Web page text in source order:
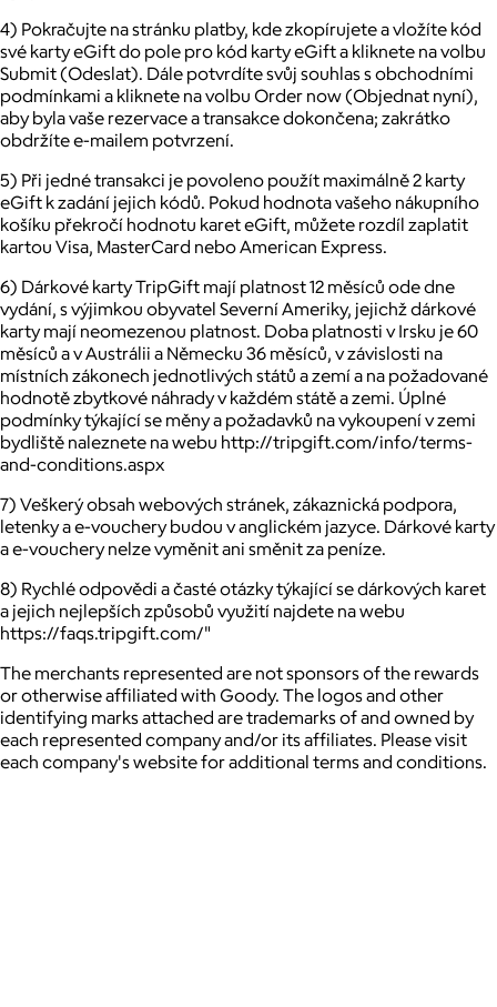
4) Pokračujte na stránku platby, kde zkopírujete a vložíte kód
své karty eGift do pole pro kód karty eGift a kliknete na volbu
Submit (Odeslat). Dále potvrdíte svůj souhlas s obchodními
podmínkami a kliknete na volbu Order now (Objednat nyní),
aby byla vaše rezervace a transakce dokončena; zakrátko
obdržíte e-mailem potvrzení.
5) Při jedné transakci je povoleno použít maximálně 2 karty
eGift k zadání jejich kódů. Pokud hodnota vašeho nákupního
košíku překročí hodnotu karet eGift, můžete rozdíl zaplatit
kartou Visa, MasterCard nebo American Express.
6) Dárkové karty TripGift mají platnost 12 měsíců ode dne
vydání, s výjimkou obyvatel Severní Ameriky, jejichž dárkové
karty mají neomezenou platnost. Doba platnosti v Irsku je 60
měsíců a v Austrálii a Německu 36 měsíců, v závislosti na
místních zákonech jednotlivých států a zemí a na požadované
hodnotě zbytkové náhrady v každém státě a zemi. Úplné
podmínky týkající se měny a požadavků na vykoupení v zemi
bydliště naleznete na webu http://tripgift.com/info/terms-
and-conditions.aspx
7) Veškerý obsah webových stránek, zákaznická podpora,
letenky a e-vouchery budou v anglickém jazyce. Dárkové karty
a e-vouchery nelze vyměnit ani směnit za peníze.
8) Rychlé odpovědi a časté otázky týkající se dárkových karet
a jejich nejlepších způsobů využití najdete na webu
https://faqs.tripgift.com/"
The merchants represented are not sponsors of the rewards
or otherwise affiliated with Goody. The logos and other
identifying marks attached are trademarks of and owned by
each represented company and/or its affiliates. Please visit
each company's website for additional terms and conditions.